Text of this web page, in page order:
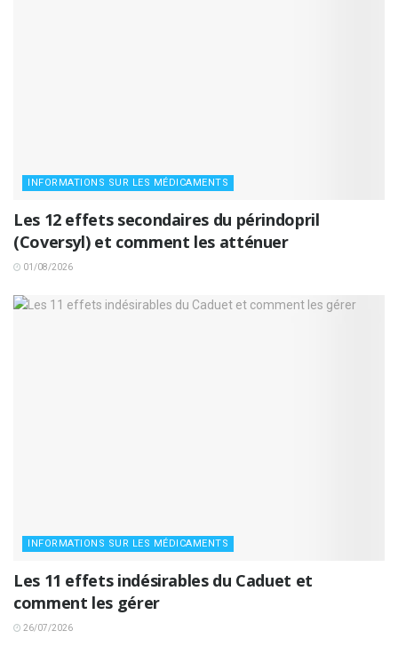
INFORMATIONS SUR LES MÉDICAMENTS
Les 12 effets secondaires du périndopril
(Coversyl) et comment les atténuer
01/08/2026
INFORMATIONS SUR LES MÉDICAMENTS
Les 11 effets indésirables du Caduet et
comment les gérer
26/07/2026